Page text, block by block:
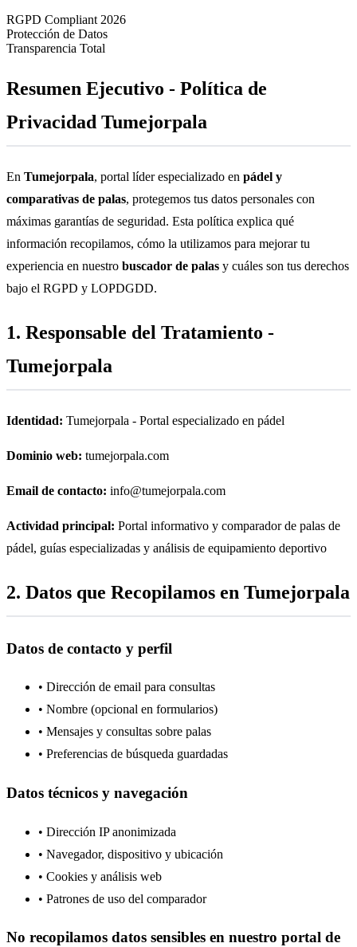
RGPD Compliant 2026
Protección de Datos
Transparencia Total
Resumen Ejecutivo - Política de
Privacidad Tumejorpala
En Tumejorpala, portal líder especializado en pádel y
comparativas de palas, protegemos tus datos personales con
máximas garantías de seguridad. Esta política explica qué
información recopilamos, cómo la utilizamos para mejorar tu
experiencia en nuestro buscador de palas y cuáles son tus derechos
bajo el RGPD y LOPDGDD.
1. Responsable del Tratamiento -
Tumejorpala
Identidad: Tumejorpala - Portal especializado en pádel
Dominio web: tumejorpala.com
Email de contacto: info@tumejorpala.com
Actividad principal: Portal informativo y comparador de palas de
pádel, guías especializadas y análisis de equipamiento deportivo
2. Datos que Recopilamos en Tumejorpala
Datos de contacto y perfil
• Dirección de email para consultas
• Nombre (opcional en formularios)
• Mensajes y consultas sobre palas
• Preferencias de búsqueda guardadas
Datos técnicos y navegación
• Dirección IP anonimizada
• Navegador, dispositivo y ubicación
• Cookies y análisis web
• Patrones de uso del comparador
No recopilamos datos sensibles en nuestro portal de